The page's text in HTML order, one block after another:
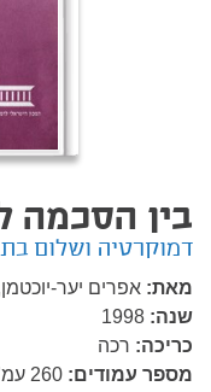
בין הסכמה
דמוקרטיה ושלום
מאת: אפרים יער-
שנה: 1998
כריכה: רכה
מספר עמודים: 260